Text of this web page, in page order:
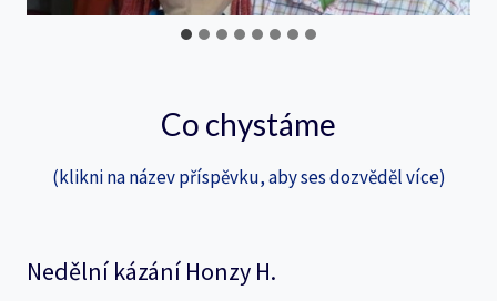
Co chystáme
(klikni na název příspěvku, aby ses dozvěděl více)
Nedělní kázání Honzy H.